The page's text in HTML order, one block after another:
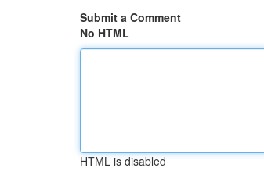
Submit a Comment
No HTML
HTML is disabled